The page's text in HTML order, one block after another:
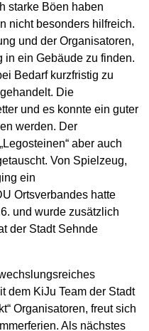
starke Böen haben
nicht besonders hilfreich.
und der Organisatoren,
in ein Gebäude zu finden.
Bedarf kurzfristig zu
Die
und es konnte ein guter
werden. Der
aber auch
Von Spielzeug,
ein
Ortsverbandes hatte
und wurde zusätzlich
der Stadt Sehnde
dem KiJu Team der Stadt
Organisatoren, freut sich
Als nächstes